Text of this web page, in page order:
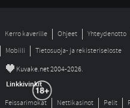
Kerro kaverille Ohjeet Yhteydenotto
Mobiili
Tietosuoja- ja rekisteriseloste
© Kuvake.net 2004-2026.
Linkkivinkit
Feissarimokat Nettikasinot Pelit